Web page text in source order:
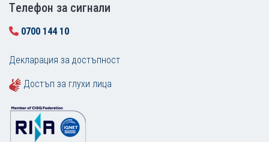
Tелефон за сигнали
0700 144 10
Декларация за достъпност
Достъп за глухи лица